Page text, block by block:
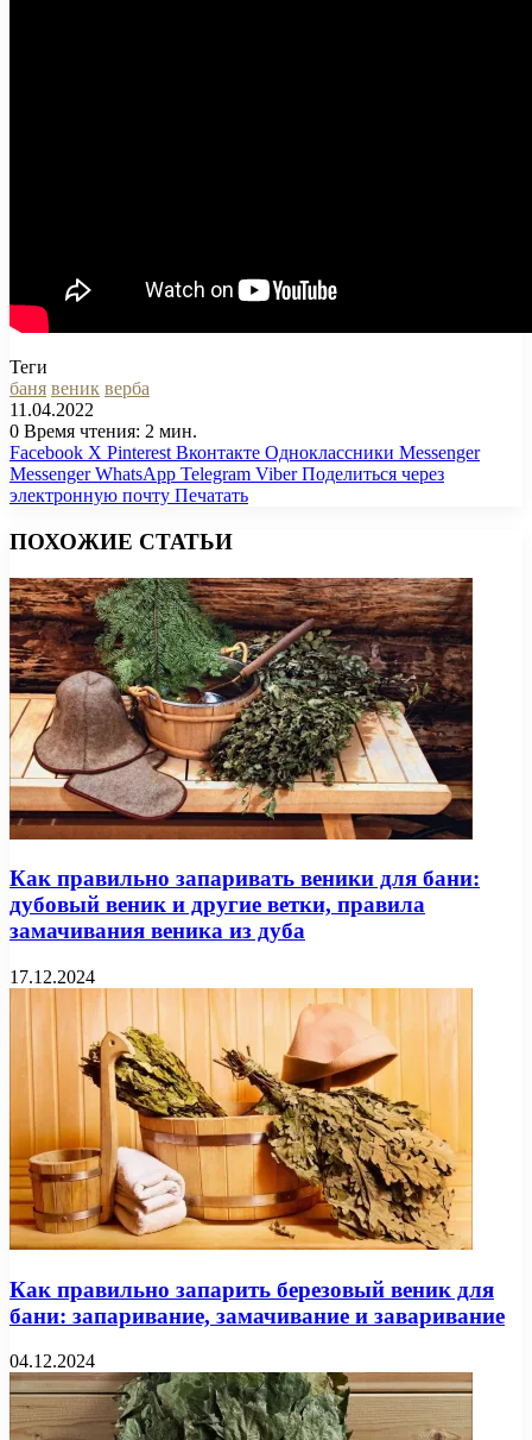
Теги
баня веник верба
11.04.2022
0 Время чтения: 2 мин.
Facebook X Pinterest Вконтакте Одноклассники Messenger
Messenger WhatsApp Telegram Viber Поделиться через
электронную почту Печатать
ПОХОЖИЕ СТАТЬИ
Как правильно запаривать веники для бани:
дубовый веник и другие ветки, правила
замачивания веника из дуба
17.12.2024
Как правильно запарить березовый веник для
бани: запаривание, замачивание и заваривание
04.12.2024